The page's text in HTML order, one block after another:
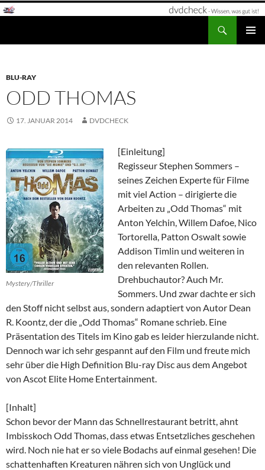
Zum
BLU-RAY
ODD THOMAS
17. JANUAR 2014 DVDCHECK
Mystery/Thriller
[Einleitung]
Regisseur Stephen Sommers –
seines Zeichen Experte für Filme
mit viel Action – dirigierte die
Arbeiten zu „Odd Thomas“ mit
Anton Yelchin, Willem Dafoe, Nico
Tortorella, Patton Oswalt sowie
Addison Timlin und weiteren in
den relevanten Rollen.
Drehbuchautor? Auch Mr.
Sommers. Und zwar dachte er sich
den Stoff nicht selbst aus, sondern adaptiert von Autor Dean
R. Koontz, der die „Odd Thomas“ Romane schrieb. Eine
Präsentation des Titels im Kino gab es leider hierzulande nicht.
Dennoch war ich sehr gespannt auf den Film und freute mich
sehr über die High Definition Blu-ray Disc aus dem Angebot
von Ascot Elite Home Entertainment.
[Inhalt]
Schon bevor der Mann das Schnellrestaurant betritt, ahnt
Imbisskoch Odd Thomas, dass etwas Entsetzliches geschehen
wird. Noch nie hat er so viele Bodachs auf einmal gesehen! Die
schattenhaften Kreaturen nähren sich von Unglück und